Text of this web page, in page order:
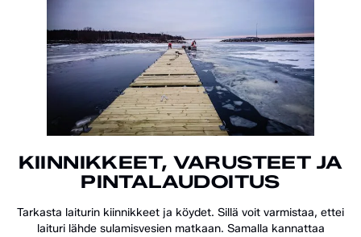
KIINNIKKEET, VARUSTEET JA
PINTALAUDOITUS
Tarkasta laiturin kiinnikkeet ja köydet. Sillä voit varmistaa, ettei
laituri lähde sulamisvesien matkaan. Samalla kannattaa